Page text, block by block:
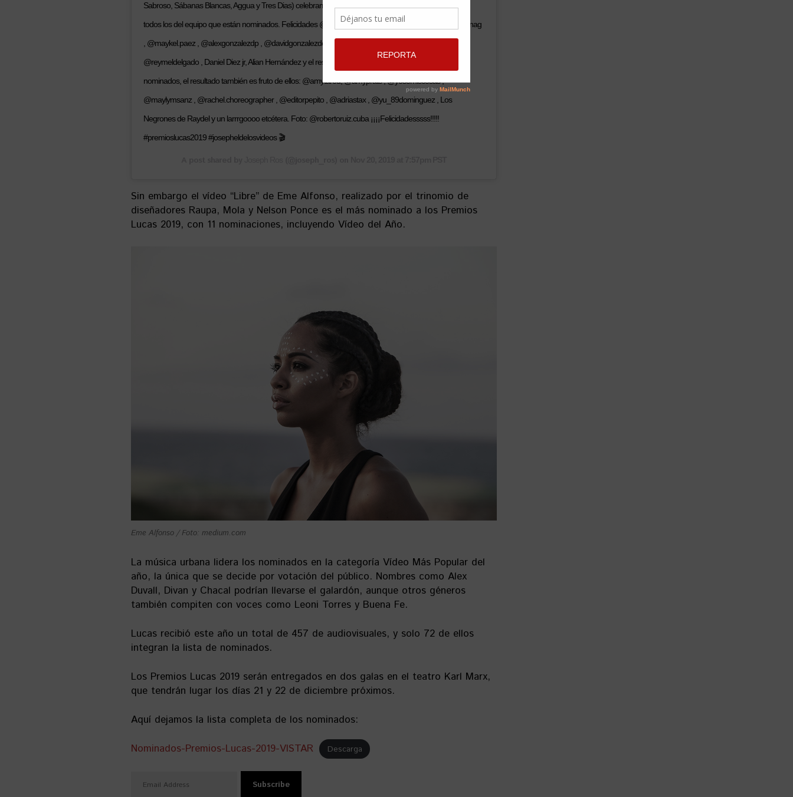
Sabroso, Sábanas Blancas, Aggua y Tres Dias) celebramos estos reconocimientos, junto a los artistas,
todos los del equipo que están nominados. Felicidades @daniel.aleman.art , @am3d_bueno , @schijonag
, @maykel.paez , @alexgonzalezdp , @davidgonzalezdelvalle , @davidcruzphoto , @roccoov ,
@reymeldelgado , Daniel Diez jr, Alian Hernández y el resto de los implicados que aunque no estén
nominados, el resultado también es fruto de ellos: @amytared, @amyprats , @yosemiscosas ,
@maylymsanz , @rachel.choreographer , @editorpepito , @adriastax , @yu_89dominguez , Los
Negrones de Raydel y un larrrgoooo etcétera. Foto: @robertoruiz.cuba ¡¡¡¡Felicidadesssss!!!!!
#premioslucas2019 #josepheldelosvideos 🎬
Sin embargo el vídeo “Libre” de Eme Alfonso, realizado por el trinomio de
diseñadores Raupa, Mola y Nelson Ponce es el más nominado a los Premios
Lucas 2019, con 11 nominaciones, incluyendo Vídeo del Año.
Eme Alfonso / Foto: medium.com
La música urbana lidera los nominados en la categoría Vídeo Más Popular del
año, la única que se decide por votación del público. Nombres como Alex
Duvall, Divan y Chacal podrían llevarse el galardón, aunque otros géneros
también compiten con voces como Leoni Torres y Buena Fe.
Lucas recibió este año un total de 457 de audiovisuales, y solo 72 de ellos
integran la lista de nominados.
Los Premios Lucas 2019 serán entregados en dos galas en el teatro Karl Marx,
que tendrán lugar los días 21 y 22 de diciembre próximos.
Aquí dejamos la lista completa de los nominados:
Nominados-Premios-Lucas-2019-VISTAR Descarga